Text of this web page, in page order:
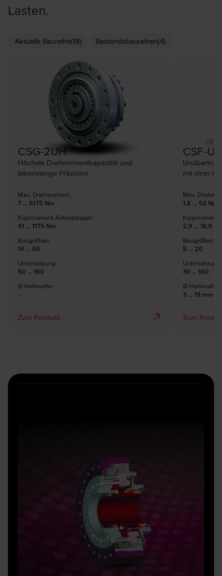
Lasten.
Aktuelle Baureihe(18) Bestandsbaureihen(4)
CSG-2UH
Höchste Drehmomentkapazität und
lebenslange Präzision
Max. Drehmoment:
7 … 6175 Nm
Kippmoment Abtriebslager:
41 … 1175 Nm
Baugrößen:
14 … 65
Untersetzung:
50 … 160
Ø Hohlwelle:
-
Zum Produkt
CSF-
mit einer
Max.
1,8 … 92 Nm
Kippmoment
2,9 … 18,9
Baugrößen:
8 … 20
Untersetzung:
30 … 160
Ø Hohlwelle:
3 … 19 mm
Zum